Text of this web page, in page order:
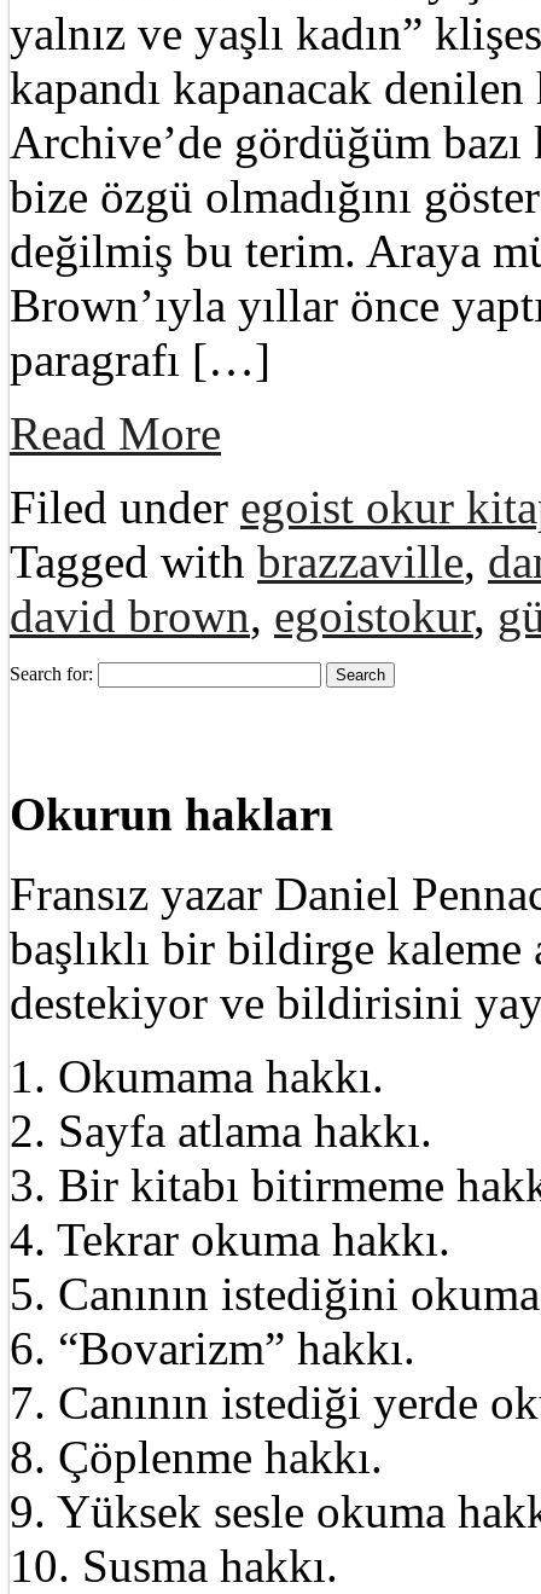
yalnız ve yaşlı kadın”
kapandı kapanacak
Archive’de gördüğüm
bize özgü olmadığını
değilmiş bu terim. Araya
Brown’ıyla yıllar önce
paragrafı […]
Read More
Filed under egoist okur
Tagged with brazzaville,
david brown, egoistokur,
Search for:
Okurun hakları
Fransız yazar Daniel
başlıklı bir bildirge kaleme
destekiyor ve bildirisini
1. Okumama hakkı.
2. Sayfa atlama hakkı.
3. Bir kitabı bitirmeme
4. Tekrar okuma hakkı.
5. Canının istediğini
6. “Bovarizm” hakkı.
7. Canının istediği yerde
8. Çöplenme hakkı.
9. Yüksek sesle okuma
10. Susma hakkı.